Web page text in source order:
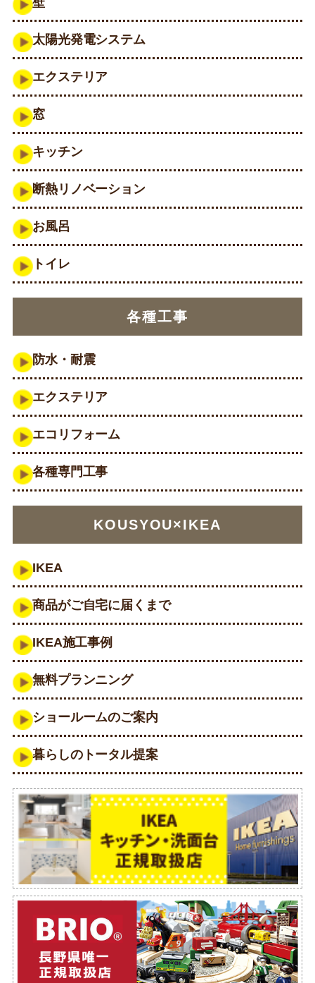
太陽光発電システム
エクステリア
窓
キッチン
断熱リノベーション
お風呂
トイレ
各種工事
防水・耐震
エクステリア
エコリフォーム
各種専門工事
KOUSYOU×IKEA
IKEA
商品がご自宅に届くまで
IKEA施工事例
無料プランニング
ショールームのご案内
暮らしのトータル提案